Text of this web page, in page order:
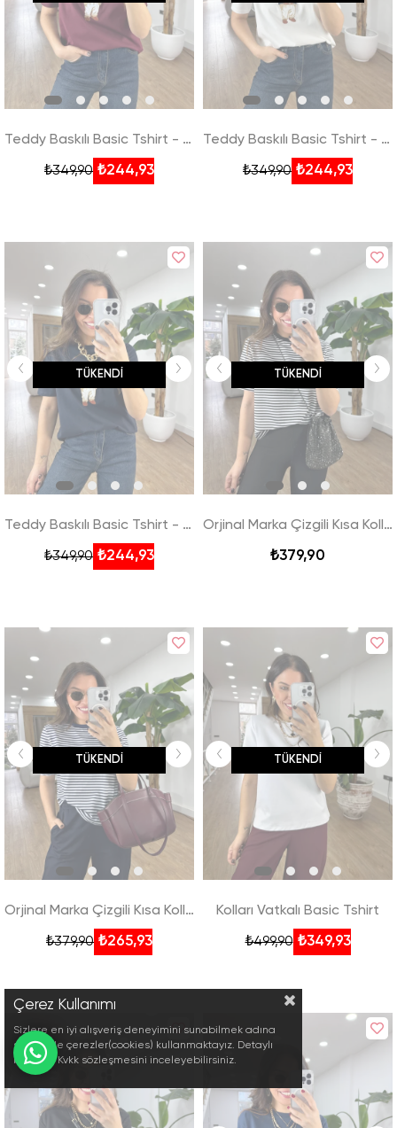
Teddy Baskılı Basic Tshirt - Bordo
₺244,93
₺349,90
Teddy Baskılı Basic Tshirt - Beyaz
₺244,93
₺349,90
TÜKENDI
Teddy Baskılı Basic Tshirt - Lacivert
₺244,93
₺349,90
TÜKENDI
Orjinal Marka Çizgili Kısa Kollu Basic Tshirt - Siyah
₺379,90
TÜKENDI
Orjinal Marka Çizgili Kısa Kollu Basic Tshirt - Lacivert
₺265,93
₺379,90
TÜKENDI
Kolları Vatkalı Basic Tshirt
₺349,93
₺499,90
Çerez Kullanımı
Sizlere en iyi alışveriş deneyimini sunabilmek adına
sitemizde çerezler(cookies) kullanmaktayız. Detaylı
bilgi için Kvkk sözleşmesini inceleyebilirsiniz.